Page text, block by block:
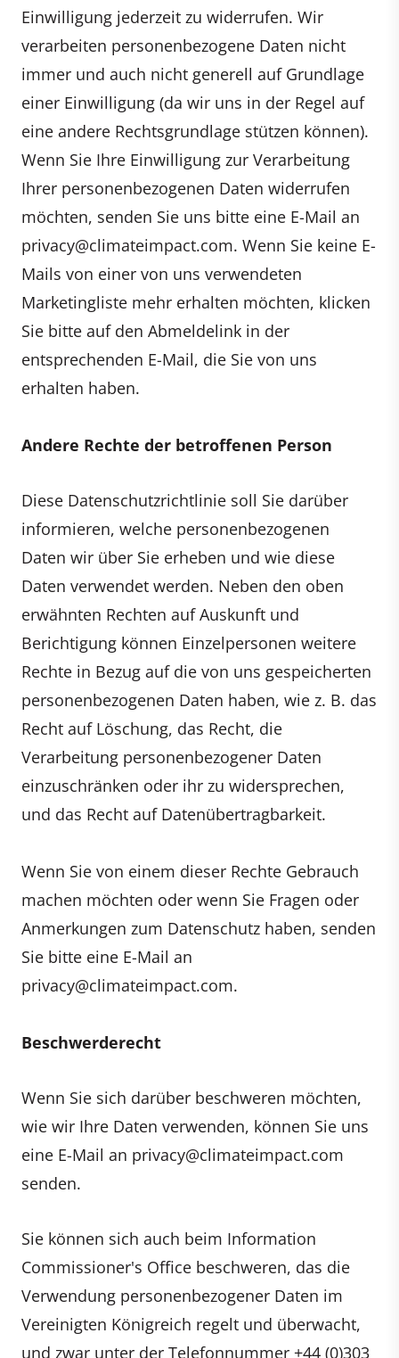
Einwilligung jederzeit zu widerrufen. Wir
verarbeiten personenbezogene Daten nicht
immer und auch nicht generell auf Grundlage
einer Einwilligung (da wir uns in der Regel auf
eine andere Rechtsgrundlage stützen können).
Wenn Sie Ihre Einwilligung zur Verarbeitung
Ihrer personenbezogenen Daten widerrufen
möchten, senden Sie uns bitte eine E-Mail an
privacy@climateimpact.com. Wenn Sie keine E-
Mails von einer von uns verwendeten
Marketingliste mehr erhalten möchten, klicken
Sie bitte auf den Abmeldelink in der
entsprechenden E-Mail, die Sie von uns
erhalten haben.
Andere Rechte der betroffenen Person
Diese Datenschutzrichtlinie soll Sie darüber
informieren, welche personenbezogenen
Daten wir über Sie erheben und wie diese
Daten verwendet werden. Neben den oben
erwähnten Rechten auf Auskunft und
Berichtigung können Einzelpersonen weitere
Rechte in Bezug auf die von uns gespeicherten
personenbezogenen Daten haben, wie z. B. das
Recht auf Löschung, das Recht, die
Verarbeitung personenbezogener Daten
einzuschränken oder ihr zu widersprechen,
und das Recht auf Datenübertragbarkeit.
Wenn Sie von einem dieser Rechte Gebrauch
machen möchten oder wenn Sie Fragen oder
Anmerkungen zum Datenschutz haben, senden
Sie bitte eine E-Mail an
privacy@climateimpact.com.
Beschwerderecht
Wenn Sie sich darüber beschweren möchten,
wie wir Ihre Daten verwenden, können Sie uns
eine E-Mail an privacy@climateimpact.com
senden.
Sie können sich auch beim Information
Commissioner's Office beschweren, das die
Verwendung personenbezogener Daten im
Vereinigten Königreich regelt und überwacht,
und zwar unter der Telefonnummer +44 (0)303